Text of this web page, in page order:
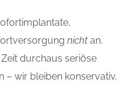
nicht an.
durchaus seriöse
– wir bleiben konservativ.